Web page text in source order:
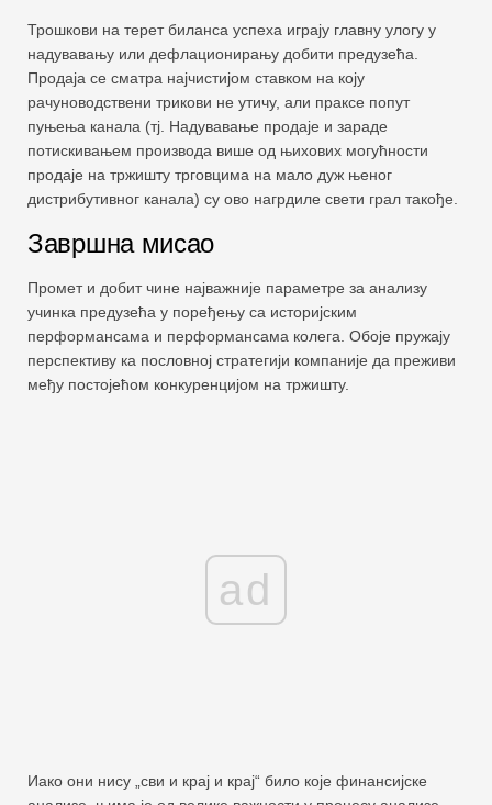
Трошкови на терет биланса успеха играју главну улогу у
надувавању или дефлационирању добити предузећа.
Продаја се сматра најчистијом ставком на коју
рачуноводствени трикови не утичу, али праксе попут
пуњења канала (тј. Надувавање продаје и зараде
потискивањем производа више од њихових могућности
продаје на тржишту трговцима на мало дуж њеног
дистрибутивног канала) су ово нагрдиле свети грал такође.
Завршна мисао
Промет и добит чине најважније параметре за анализу
учинка предузећа у поређењу са историјским
перформансама и перформансама колега. Обоје пружају
перспективу ка пословној стратегији компаније да преживи
међу постојећом конкуренцијом на тржишту.
ad
Иако они нису „сви и крај и крај“ било које финансијске